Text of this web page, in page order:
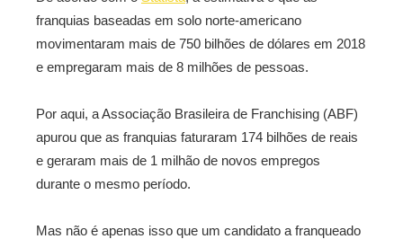
franquias baseadas em solo norte-americano
movimentaram mais de 750 bilhões de dólares em 2018
e empregaram mais de 8 milhões de pessoas.
Por aqui, a Associação Brasileira de Franchising (ABF)
apurou que as franquias faturaram 174 bilhões de reais
e geraram mais de 1 milhão de novos empregos
durante o mesmo período.
Mas não é apenas isso que um candidato a franqueado